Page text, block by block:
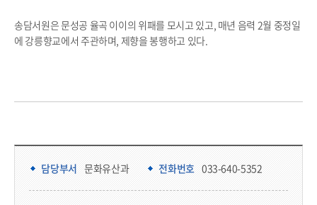
송담서원은 문성공 율곡 이이의 위패를 모시고 있고, 매년 음력 2월 중정일
에 강릉향교에서 주관하며, 제향을 봉행하고 있다.
담당부서 정보 & 컨텐츠 만족도 조사 & 공공저작물 자유이용 허락 표시
담당부서 문화유산과 전화번호 033-640-5352